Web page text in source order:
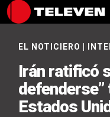
EL NOTICIERO
Irán ratificó
Estados